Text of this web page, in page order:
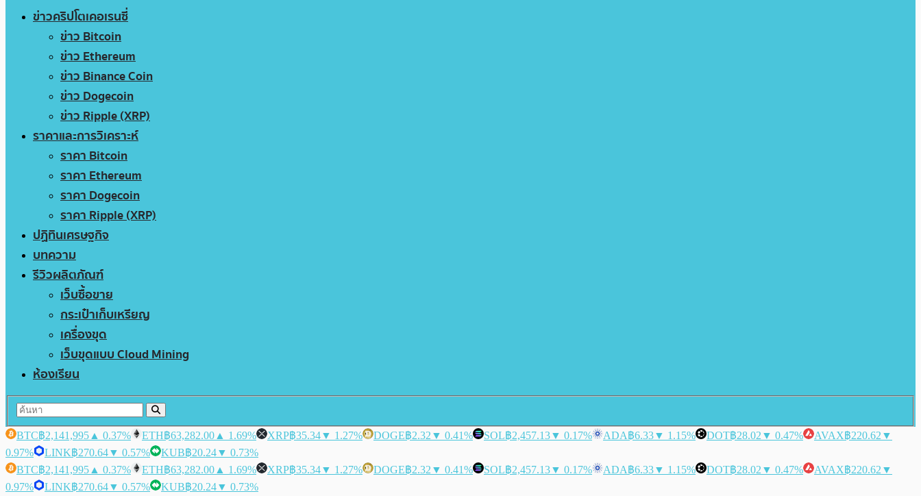
ข่าวคริปโตเคอเรนซี่
ข่าว Bitcoin
ข่าว Ethereum
ข่าว Binance Coin
ข่าว Dogecoin
ข่าว Ripple (XRP)
ราคาและการวิเคราะห์
ราคา Bitcoin
ราคา Ethereum
ราคา Dogecoin
ราคา Ripple (XRP)
ปฏิทินเศรษฐกิจ
บทความ
รีวิวผลิตภัณฑ์
เว็บซื้อขาย
กระเป๋าเก็บเหรียญ
เครื่องขุด
เว็บขุดแบบ Cloud Mining
ห้องเรียน
BTC฿2,141,995 ▲ 0.37% ETH฿63,282.00 ▲ 1.69% XRP฿35.34▼ 1.27% DOGE฿2.32 ▼ 0.41% SOL฿2,457.13▼ 0.17% ADA฿6.33▼ 1.15% DOT฿28.02 ▼ 0.47% AVAX฿220.62 ▼
0.97%
LINK฿270.64▼ 0.57% KUB฿20.24▼ 0.73%
BTC฿2,141,995 ▲ 0.37% ETH฿63,282.00 ▲ 1.69% XRP฿35.34▼ 1.27% DOGE฿2.32 ▼ 0.41% SOL฿2,457.13▼ 0.17% ADA฿6.33▼ 1.15% DOT฿28.02 ▼ 0.47% AVAX฿220.62 ▼
0.97%
LINK฿270.64▼ 0.57% KUB฿20.24▼ 0.73%